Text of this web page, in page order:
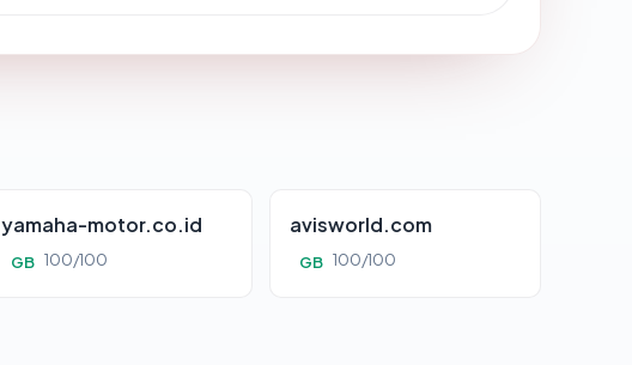
yamaha-motor.co.id
GB 100/100
avisworld.com
GB 100/100